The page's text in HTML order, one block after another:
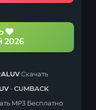
2026
Скачать
-CUMBACK
MP3 Бесплатно